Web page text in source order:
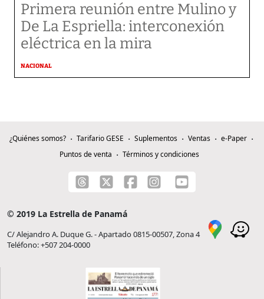
Primera reunión entre Mulino y
De La Espriella: interconexión
eléctrica en la mira
NACIONAL
¿Quiénes somos? Tarifario GESE Suplementos Ventas
e-Paper
Puntos de venta
Términos y condiciones
© 2019 La Estrella de Panamá
C/ Alejandro A. Duque G. - Apartado 0815-00507, Zona 4
Teléfono: +507 204-0000